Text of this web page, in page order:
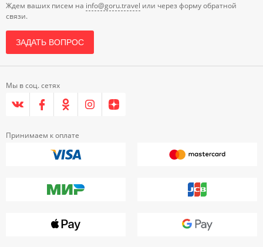
Ждем ваших писем на info@goru.travel или через форму обратной
связи.
ЗАДАТЬ ВОПРОС
Мы в соц. сетях
Принимаем к оплате